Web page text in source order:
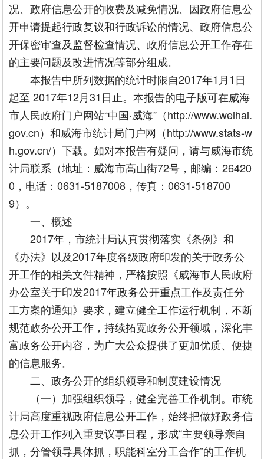
况、政府信息公开的收费及减免情况、因政府信息公
开申请提起行政复议和行政诉讼的情况、政府信息公
开保密审查及监督检查情况、政府信息公开工作存在
的主要问题及改进情况等部分组成。
本报告中所列数据的统计时限自2017年1月1日
起至 2017年12月31日止。本报告的电子版可在威海
市人民政府门户网站“中国·威海”（http://www.weihai.
gov.cn）和威海市统计局门户网（http://www.stats-w
h.gov.cn/）下载。如对本报告有疑问，请与威海市统
计局联系（地址：威海市高山街72号，邮编：26420
0，电话：0631-5187008，传真：0631-518700
9）。
一、概述
2017年，市统计局认真贯彻落实《条例》和
《办法》以及2017年度各级政府印发的关于政务公
开工作的相关文件精神，严格按照《威海市人民政府
办公室关于印发2017年政务公开重点工作及责任分
工方案的通知》要求，建立健全工作运行机制，不断
规范政务公开工作，持续拓宽政务公开领域，深化丰
富政务公开内容，为广大公众提供了更加优质、便捷
的信息服务。
二、政务公开的组织领导和制度建设情况
（一）加强组织领导，健全完善工作机制。市统
计局高度重视政府信息公开工作，始终把做好政务信
息公开工作列入重要议事日程，形成“主要领导亲自
抓，分管领导具体抓，职能科室分工合作”的工作机